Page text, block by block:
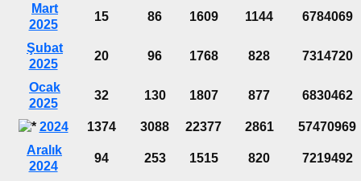
Mart
2025
15 86 1609 1144 6784069
Şubat
2025
20 96 1768 828 7314720
Ocak
2025
32 130 1807 877 6830462
2024 1374 3088 22377 2861
57470969
Aralık
2024
94 253 1515 820 7219492